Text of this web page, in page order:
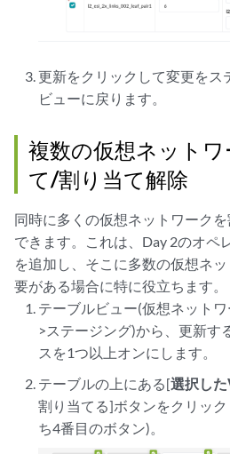
更新をクリックして変更をス
ビューに戻ります。
複数の仮想ネット
て/割り当て解除
同時に多くの仮想ネットワーク
できます。これは、Day 2のオペ
を追加し、そこに多数の仮想ネ
要がある場合に特に役立ちます。
テーブルビュー(仮想ネット
>ステージング)から、更新す
スを1つ以上オンにします。
テーブルの上にある[選択し
割り当てる]ボタンをクリッ
ち4番目のボタン)。